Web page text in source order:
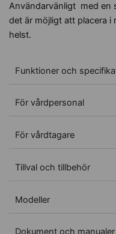
Användarvänligt med en
det är möjligt att placera i
helst.
Funktioner och
För vårdpersonal
För vårdtagare
Tillval och tillbehör
Modeller